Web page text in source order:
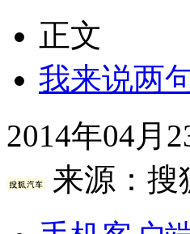
正文
我来说两
2014年04月
来源： 搜